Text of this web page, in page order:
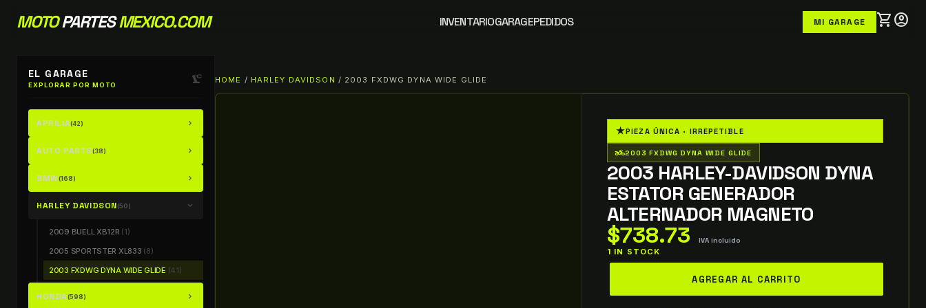
MOTOPARTESMEXICO.COM INVENTARIOGARAGEPEDIDOS MI GARAGE shopping_cartaccount_circle
EL GARAGE
EXPLORAR POR MOTO precision_manufacturing
APRILIA(42) chevron_right
AUTO PARTS(38) chevron_right
BMW(168) chevron_right
HARLEY DAVIDSON(50) chevron_right
2009 BUELL XB12R (1)
2005 SPORTSTER XL833 (8)
2003 FXDWG DYNA WIDE GLIDE (41)
HONDA(598) chevron_right
HOME / HARLEY DAVIDSON / 2003 FXDWG DYNA WIDE GLIDE
★PIEZA ÚNICA · IRREPETIBLE
two_wheeler2003 FXDWG DYNA WIDE GLIDE
2003 HARLEY-DAVIDSON DYNA
ESTATOR GENERADOR
ALTERNADOR MAGNETO
$738.73 IVA incluido
1 IN STOCK
AGREGAR AL CARRITO